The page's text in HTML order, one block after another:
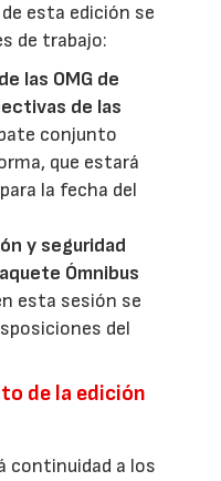
esta edición se
de trabajo:
las OMG de
de las
conjunto
que estará
la fecha del
y seguridad
Ómnibus
esta sesión se
del
de la edición
continuidad a los